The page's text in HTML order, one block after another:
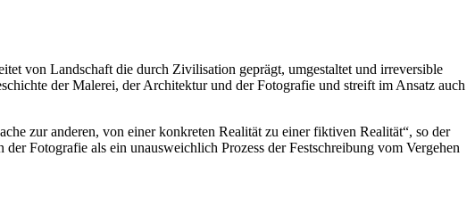
von Landschaft die durch Zivilisation geprägt, umgestaltet und irreversible
der Malerei, der Architektur und der Fotografie und streift im Ansatz auch
zur anderen, von einer konkreten Realität zu einer fiktiven Realität“, so der
Fotografie als ein unausweichlich Prozess der Festschreibung vom Vergehen